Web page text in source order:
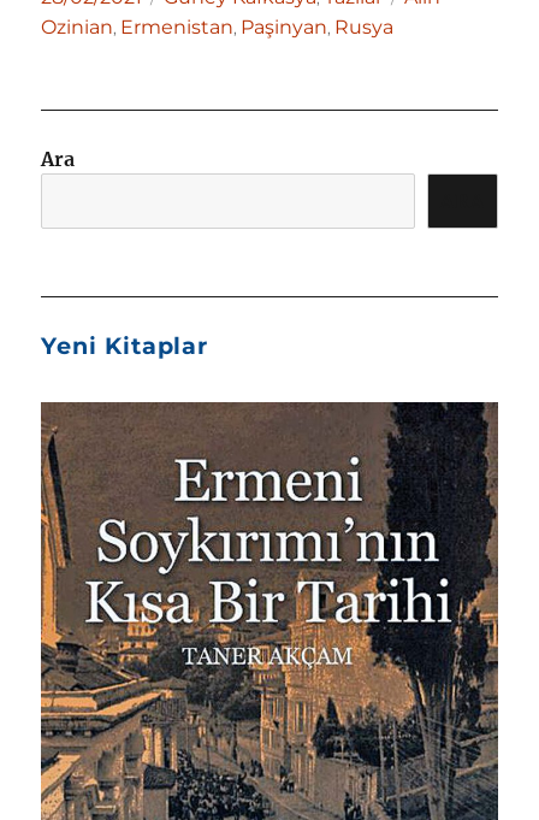
tarihi
Ozinian, Ermenistan, Paşinyan, Rusya
Ara
Yeni Kitaplar